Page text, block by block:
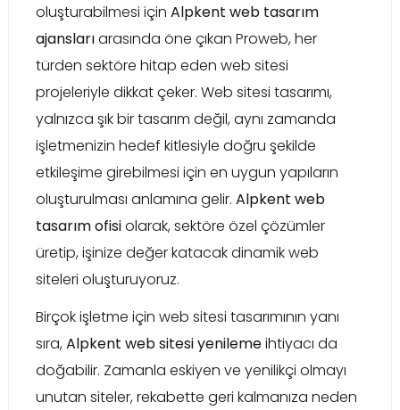
oluşturabilmesi için Alpkent web tasarım
ajanslarıarasında öne çıkan Proweb, her
türden sektöre hitap eden web sitesi
projeleriyle dikkat çeker. Web sitesi tasarımı,
yalnızca şık bir tasarım değil, aynı zamanda
işletmenizin hedef kitlesiyle doğru şekilde
etkileşime girebilmesi için en uygun yapıların
oluşturulması anlamına gelir. Alpkent web
tasarım ofisiolarak, sektöre özel çözümler
üretip, işinize değer katacak dinamik web
siteleri oluşturuyoruz.
Birçok işletme için web sitesi tasarımının yanı
sıra,Alpkent web sitesi yenilemeihtiyacı da
doğabilir. Zamanla eskiyen ve yenilikçi olmayı
unutan siteler, rekabette geri kalmanıza neden